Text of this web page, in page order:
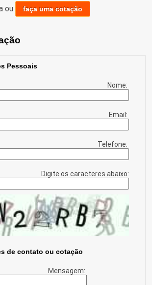
ou faça uma cotação
Pessoais
Nome:
Email:
Telefone:
Digite os caracteres abaixo:
de contato ou cotação
Mensagem: